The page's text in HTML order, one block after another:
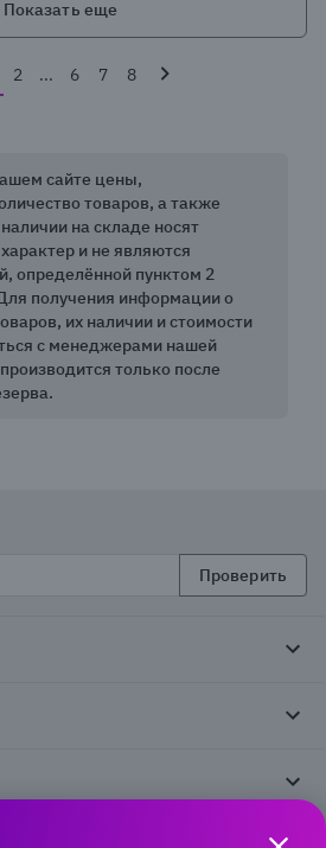
Показать еще
2 ... 6 7 8
сайте цены,
товаров, а также
на складе носят
и не являются
определённой пунктом 2
получения информации о
их наличии и стоимости
с менеджерами нашей
только после
Проверить